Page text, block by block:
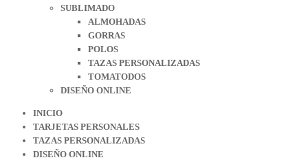
SUBLIMADO
ALMOHADAS
GORRAS
POLOS
TAZAS PERSONALIZADAS
TOMATODOS
DISEÑO ONLINE
INICIO
TARJETAS PERSONALES
TAZAS PERSONALIZADAS
DISEÑO ONLINE